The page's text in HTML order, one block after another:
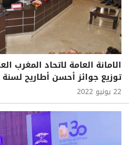
الامانة العامة لاتحاد
توزيع جوائز أحسن أطاريح لسنة 2022
22 يونيو 2022